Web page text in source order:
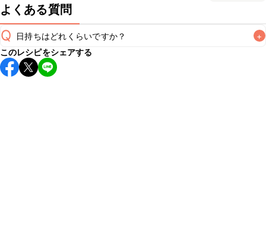
よくある質問
Q 日持ちはどれくらいですか？ +
保存期間は冷蔵で翌日中が目安です。なるべくお早めにお召
し上がりください。
このレシピをシェアする